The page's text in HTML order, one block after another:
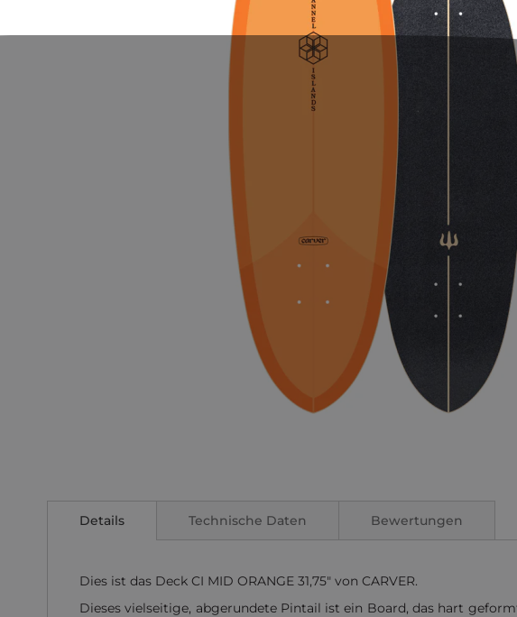
der
Bildgalerie
Details
Dies ist das Deck CI MID ORANGE 31,75" von CARVER.
Dieses vielseitige, abgerundete Pintail ist ein Board, das hart
Technische Daten Bewertungen